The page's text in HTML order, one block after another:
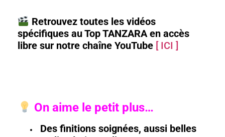
Retrouvez toutes les vidéos
spécifiques au Top TANZARA en accès
libre sur notre chaîne YouTube [ ICI ]
On aime le petit plus…
Des finitions soignées, aussi belles